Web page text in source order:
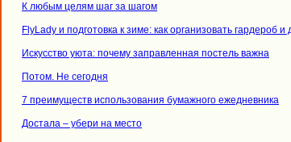
К любым целям шаг за шагом
FlyLady и подготовка к зиме: как организовать гардероб и
Искусство уюта: почему заправленная постель важна
Потом. Не сегодня
7 преимуществ использования бумажного ежедневника
Достала – убери на место